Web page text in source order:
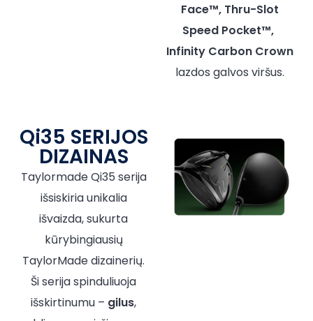
Face™, Thru-Slot
Speed Pocket™,
Infinity Carbon Crown
lazdos galvos viršus.
Qi35 SERIJOS
DIZAINAS
Taylormade Qi35 serija
išsiskiria unikalia
išvaizda, sukurta
kūrybingiausių
TaylorMade dizainerių.
Ši serija spinduliuoja
išskirtinumu – gilus,